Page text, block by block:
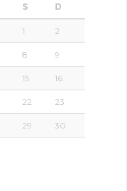
S D
1 2
8 9
15 16
22 23
29 30